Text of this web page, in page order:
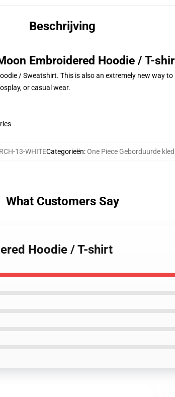
Beschrijving
Embroidered Hoodie / T-
/ Sweatshirt. This is also an extremely new way
or casual wear.
13-WHITECategorieën:One Piece Geborduurde
What Customers Say
Hoodie / T-shirt